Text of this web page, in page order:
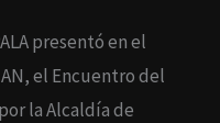
presentó en el
el Encuentro del
la Alcaldía de